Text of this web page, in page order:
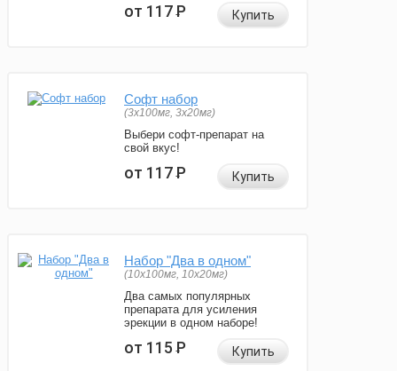
от 117Р Купить
Софт набор
(3x100мг, 3x20мг)
Выбери софт-препарат на
свой вкус!
от 117Р Купить
Набор "Два в одном"
(10x100мг, 10x20мг)
Два самых популярных
препарата для усиления
эрекции в одном наборе!
от 115Р Купить